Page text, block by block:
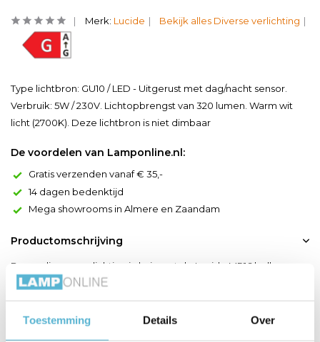
Toestemming Details Over
Merk: Lucide Bekijk alles Diverse verlichting
Type lichtbron: GU10 / LED - Uitgerust met dag/nacht sensor.
Verbruik: 5W / 230V. Lichtopbrengst van 320 lumen. Warm wit
licht (2700K). Deze lichtbron is niet dimbaar
De voordelen van Lamponline.nl:
Gratis verzenden vanaf € 35,-
14 dagen bedenktijd
Mega showrooms in Almere en Zaandam
Productomschrijving
Breng slimme verlichting in huis met de Lucide MR16 ledlamp.
Deze GU10-lichtbron combineert efficiëntie met stijl en is
uitgerust met een dag/nacht-sensor. De lichtbron zal dus
automatich aan gaan bij schemering en overdag uitgaan. Met